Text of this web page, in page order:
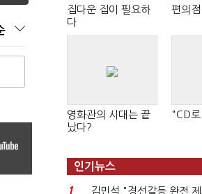
집다운 집이 필요하
다
편의점
영화관의 시대는 끝
났다?
"CD로
인기뉴스
1
김민석 "경선갈등 완전